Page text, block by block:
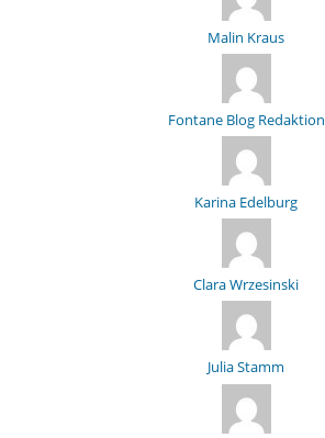
Malin Kraus
Fontane Blog Redaktion
Karina Edelburg
Clara Wrzesinski
Julia Stamm